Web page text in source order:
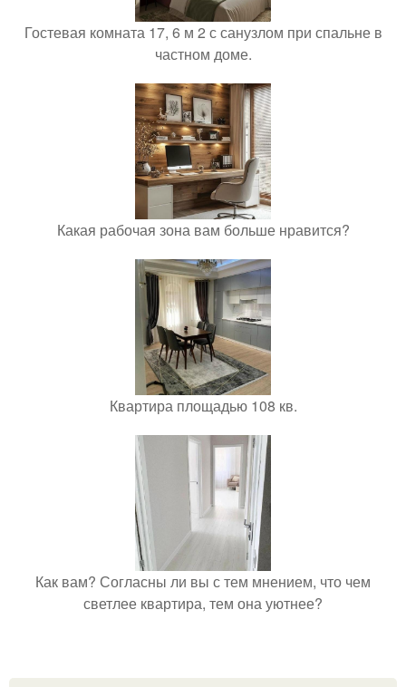
Гостевая комната 17, 6 м 2 с санузлом при спальне в
частном доме.
Какая рабочая зона вам больше нравится?
Квартира площадью 108 кв.
Как вам? Согласны ли вы с тем мнением, что чем
светлее квартира, тем она уютнее?